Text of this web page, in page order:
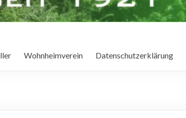
Wohnheimverein Datenschutzerklärung